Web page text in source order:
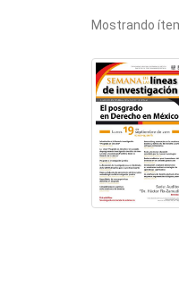
Mostrando